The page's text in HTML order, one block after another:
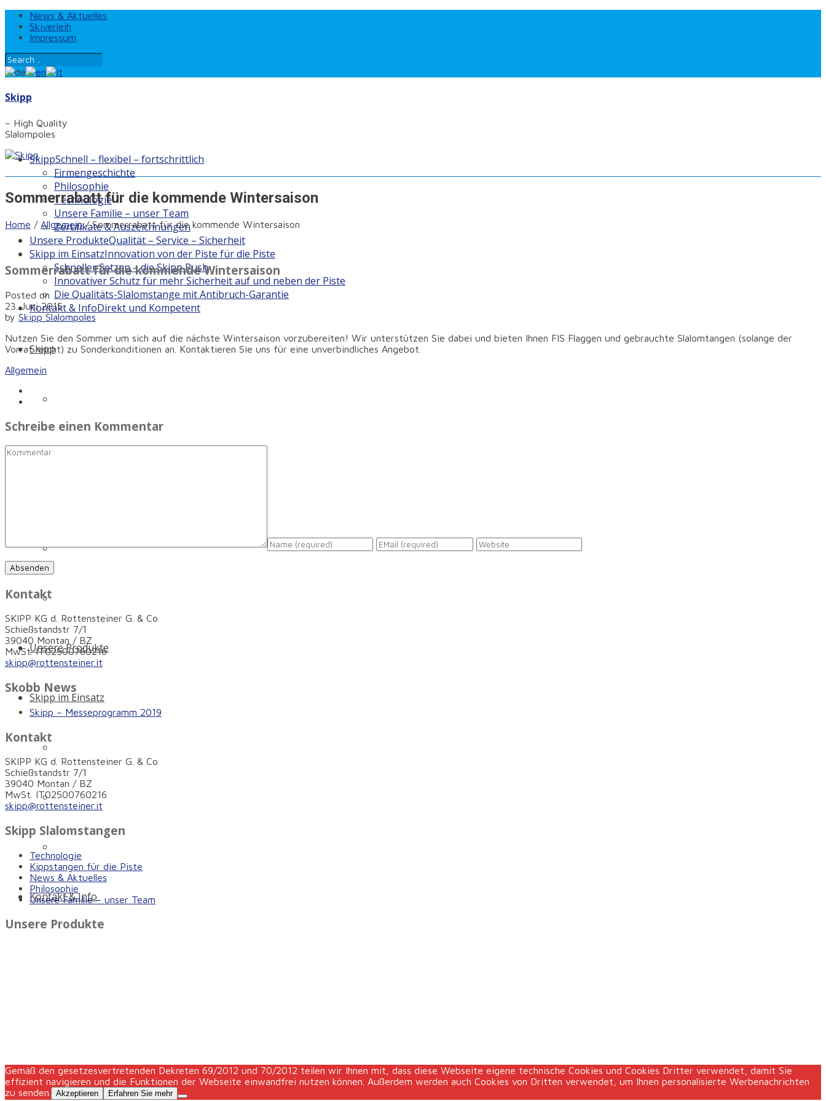
News & Aktuelles
Skiverleih
Impressum
Skipp
– High Quality
Slalompoles
SkippSchnell – flexibel – fortschrittlich
Firmengeschichte
Philosophie
Technologie
Unsere Familie – unser Team
Zertifikate & Auszeichnungen
Unsere ProdukteQualität – Service – Sicherheit
Skipp im EinsatzInnovation von der Piste für die Piste
Schneller Setzen – die Skipp Push
Innovativer Schutz für mehr Sicherheit auf und neben der Piste
Die Qualitäts-Slalomstange mit Antibruch-Garantie
Kontakt & InfoDirekt und Kompetent
Skipp
Philosophie
Unsere Familie – unser Team
Unsere Produkte
Skipp im Einsatz
Innovativer Schutz für mehr Sicherheit auf und neben der Piste
Kontakt & Info
Sommerrabatt für die kommende Wintersaison
Home / Allgemein/Sommerrabatt für die kommende Wintersaison
Sommerrabatt für die kommende Wintersaison
Posted on
23. Juni 2015
by Skipp Slalompoles
Nutzen Sie den Sommer um sich auf die nächste Wintersaison vorzubereiten! Wir unterstützen Sie dabei und bieten Ihnen FIS Flaggen und gebrauchte Slalomtangen (solange der
Vorrat reicht) zu Sonderkonditionen an. Kontaktieren Sie uns für eine unverbindliches Angebot.
Allgemein
Schreibe einen Kommentar
Kontakt
SKIPP KG d. Rottensteiner G. & Co
Schießstandstr 7/1
39040 Montan / BZ
MwSt. IT02500760216
skipp@rottensteiner.it
Skobb News
Skipp – Messeprogramm 2019
Kontakt
SKIPP KG d. Rottensteiner G. & Co
Schießstandstr 7/1
39040 Montan / BZ
MwSt. IT02500760216
skipp@rottensteiner.it
Skipp Slalomstangen
Technologie
Kippstangen für die Piste
News & Aktuelles
Philosophie
Unsere Familie – unser Team
Unsere Produkte
Gemäß den gesetzesvertretenden Dekreten 69/2012 und 70/2012 teilen wir Ihnen mit, dass diese Webseite eigene technische Cookies und Cookies Dritter verwendet, damit Sie
effizient navigieren und die Funktionen der Webseite einwandfrei nutzen können. Außerdem werden auch Cookies von Dritten verwendet, um Ihnen personalisierte Werbenachrichten
zu senden.
Akzeptieren Erfahren Sie mehr